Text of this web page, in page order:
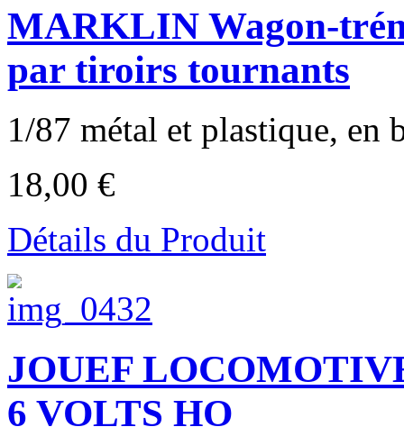
MARKLIN Wagon-
par tiroirs tournants
1/87 métal et plastique, en
18,00 €
Détails du Produit
JOUEF
6 VOLTS HO